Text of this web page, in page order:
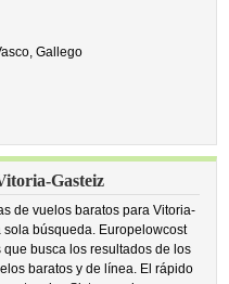
Gallego
Gasteiz
de vuelos baratos para Vitoria-
búsqueda. Europelowcost
busca los resultados de los
baratos y de línea. El rápido